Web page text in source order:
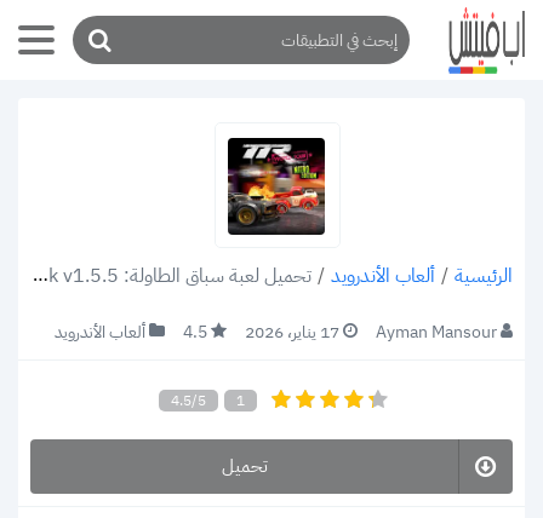
الرئيسية / ألعاب الأندرويد / تحميل لعبة سباق الطاولة: Table Top Racing apk v1.5.5 للاندرويد دمر المنافسين للفوز بالسباق
Ayman Mansour 17 يناير، 2026 4.5 ألعاب الأندرويد
4.5/5 1
تحميل